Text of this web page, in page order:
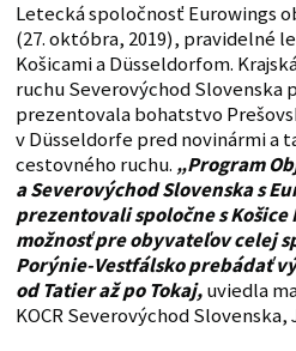
Letecká spoločnosť Eurowings
(27. októbra, 2019), pravidelné
Košicami a Düsseldorfom.
ruchu Severovýchod
prezentovala bohatstvo
v Düsseldorfe pred novinármi a
cestovného ruchu. „Program
a Severovýchod Slovenska s
prezentovali spoločne s
možnosť pre obyvateľov celej
Porýnie-Vestfálsko prebádať
od Tatier až po Tokaj,uviedla
KOCR Severovýchod Slovenska,